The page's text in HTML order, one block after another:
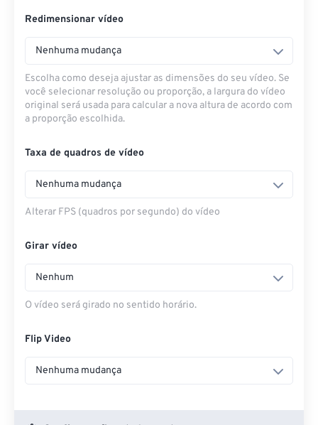
Redimensionar vídeo
Nenhuma mudança
Escolha como deseja ajustar as dimensões do seu vídeo. Se
você selecionar resolução ou proporção, a largura do vídeo
original será usada para calcular a nova altura de acordo com
a proporção escolhida.
Taxa de quadros de vídeo
Nenhuma mudança
Alterar FPS (quadros por segundo) do vídeo
Girar vídeo
Nenhum
O vídeo será girado no sentido horário.
Flip Video
Nenhuma mudança